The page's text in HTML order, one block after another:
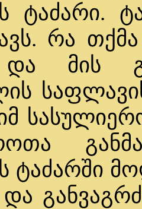
ტაძარი.
რა
და მის
ტაძარში